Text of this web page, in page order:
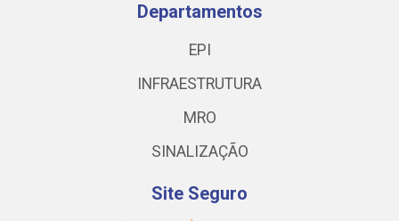
Departamentos
EPI
INFRAESTRUTURA
MRO
SINALIZAÇÃO
Site Seguro